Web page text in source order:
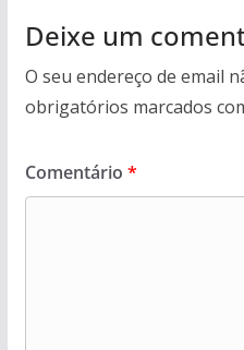
Deixe um
O seu endereço de email
obrigatórios marcados
Comentário *